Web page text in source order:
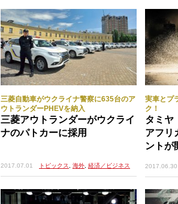
三菱自動車がウクライナ警察に635台のア
ウトランダーPHEVを納入
三菱アウトランダーがウクライ
ナのパトカーに採用
2017.07.01 トピックス, 海外, 経済／ビジネス
実車とプ
ク！
タミヤ
アフリ
ント
2017.06.30